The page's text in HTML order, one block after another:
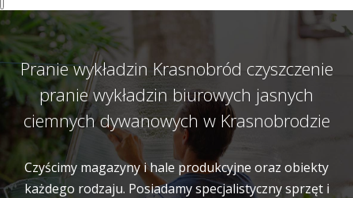
Pranie wykładzin Krasnobród czyszczenie
pranie wykładzin biurowych jasnych
ciemnych dywanowych w Krasnobrodzie
Czyścimy magazyny i hale produkcyjne oraz obiekty
każdego rodzaju. Posiadamy specjalistyczny sprzęt i